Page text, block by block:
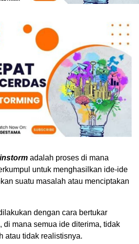
adalah proses di mana
untuk menghasilkan ide-ide
suatu masalah atau menciptakan
dengan cara bertukar
di mana semua ide diterima, tidak
atau tidak realistisnya.